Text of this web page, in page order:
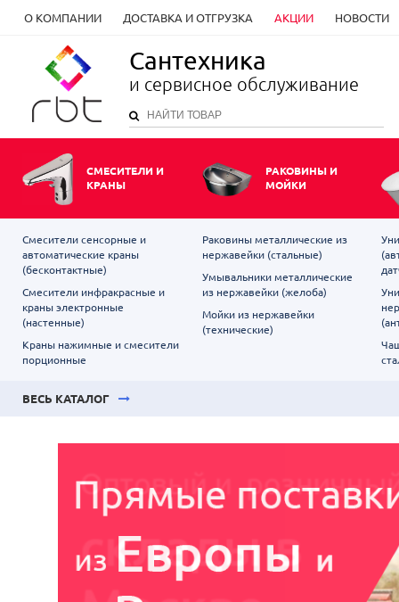
О КОМПАНИИ ДОСТАВКА И ОТГРУЗКА АКЦИИ НОВОСТИ
Сантехника
и сервисное обслуживание
СМЕСИТЕЛИ И
КРАНЫ
РАКОВИНЫ И
МОЙКИ
Смесители сенсорные и
автоматические краны
(бесконтактные)
Смесители инфракрасные и
краны электронные
(настенные)
Краны нажимные и смесители
порционные
Раковины металлические из
нержавейки (стальные)
Умывальники металлические
из нержавейки (желоба)
Мойки из нержавейки
(технические)
ВЕСЬ КАТАЛОГ